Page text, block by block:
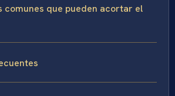
comunes que pueden acortar el